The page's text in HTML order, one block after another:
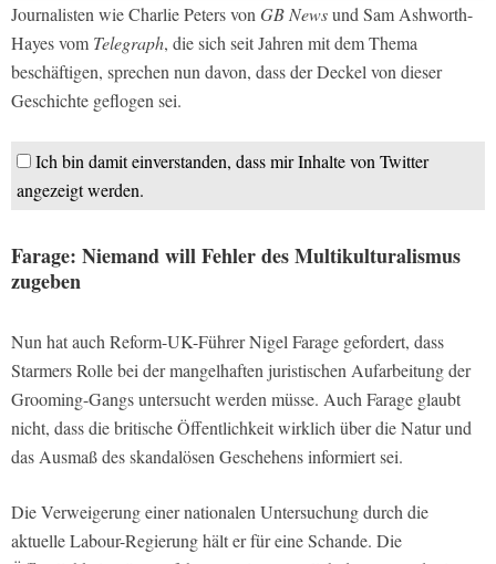
Journalisten wie Charlie Peters von GB Newsund Sam Ashworth-
Hayes vom Telegraph, die sich seit Jahren mit dem Thema
beschäftigen, sprechen nun davon, dass der Deckel von dieser
Geschichte geflogen sei.
Ich bin damit einverstanden, dass mir Inhalte von Twitter
angezeigt werden.
Farage: Niemand will Fehler des Multikulturalismus
zugeben
Nun hat auch Reform-UK-Führer Nigel Farage gefordert, dass
Starmers Rolle bei der mangelhaften juristischen Aufarbeitung der
Grooming-Gangs untersucht werden müsse. Auch Farage glaubt
nicht, dass die britische Öffentlichkeit wirklich über die Natur und
das Ausmaß des skandalösen Geschehens informiert sei.
Die Verweigerung einer nationalen Untersuchung durch die
aktuelle Labour-Regierung hält er für eine Schande. Die